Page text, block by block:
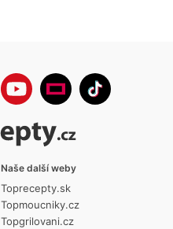
Naše další weby
Toprecepty.sk
Topmoucniky.cz
Topgrilovani.cz